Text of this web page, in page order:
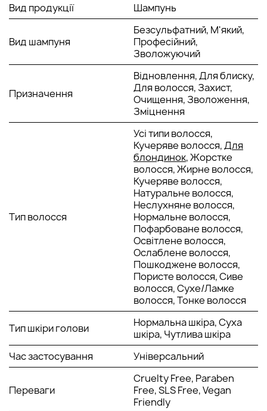
Делікатне очищення
: М'яко очищає жирне волосся
та шкіру голови, не викликаючи подразнення і
зберігаючи природний баланс.
Відновлення структури: Сприяє зміцненню та
відновленню дисульфідних зв’язків, роблячи локони
сильнішими і менш схильними до ламкості.
Захист від пошкоджень: Формула захищає від
негативного впливу хімічних процедур та термічних
: Не містить сульфатів і підходить
для щоденного використання, забезпечуючи
СКЛАД І АКТИВНІ КОМПОНЕНТИ OLAPLEX NO. 4
Комплекс Bond Maintenance: Основний компонент,
що відновлює дисульфідні зв’язки, пошкоджені
внаслідок фарбування, хімічного впливу або частого
використання фена і праски. Цей комплекс зміцнює
структуру, надає стійкості й пружності.
: Натуральний зволожувач, який зберігає
вологу, запобігаючи пересушуванню і роблячи
локони м'якими та слухняними.
Пантенол (провітамін B5): Надає блиску і гладкості,
захищаючи від негативного впливу навколишнього
середовища і підвищуючи еластичність.
Кокосова та пальмова олії: Ці компоненти
допомагають глибоко зволожити та пом’якшити
волосся, запобігаючи сухості і ламкості. Олії також
створюють захисний бар’єр, який допомагає
зберегти результат.
ЯК ВИКОРИСТОВУВАТИ OLAPLEX ШАМПУНЬ
Вид продукції Шампунь
Вид шампуня
Безсульфатний, М'який,
Професійний,
Зволожуючий
Призначення
Відновлення, Для блиску,
Для волосся, Захист,
Очищення, Зволоження,
Зміцнення
Тип волосся
Усі типи волосся,
Кучеряве волосся,Для
блондинок, Жорстке
волосся, Жирне волосся,
Кучеряве волосся,
Натуральне волосся,
Неслухняне волосся,
Нормальне волосся,
Пофарбоване волосся,
Освітлене волосся,
Ослаблене волосся,
Пошкоджене волосся,
Пористе волосся, Сиве
волосся, Сухе/Ламке
волосся, Тонке волосся
Тип шкіри голови
Нормальна шкіра, Суха
шкіра, Чутлива шкіра
Час застосування
Універсальний
Переваги
Cruelty Free, Paraben
Free, SLS Free, Vegan
Friendly